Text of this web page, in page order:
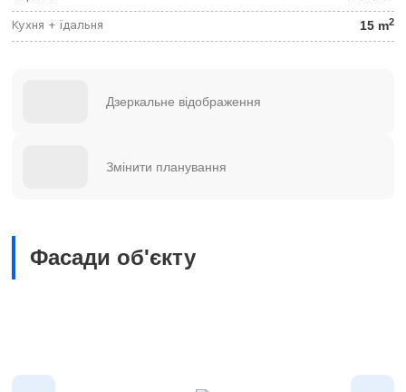
Кухня + їдальня 15 m2
Дзеркальне відображення
Змінити планування
Фасади об'єкту